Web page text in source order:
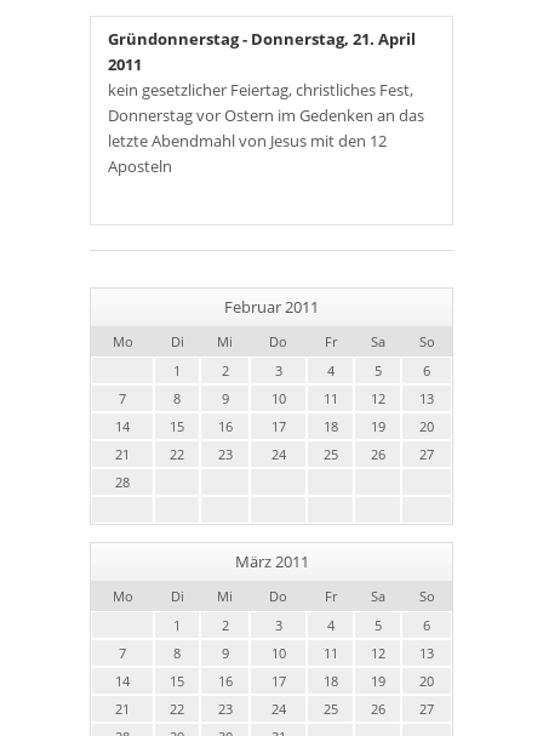
Gründonnerstag- Donnerstag, 21. April
2011
kein gesetzlicher Feiertag, christliches Fest,
Donnerstag vor Ostern im Gedenken an das
letzte Abendmahl von Jesus mit den 12
Aposteln
Februar 2011
Mo Di Mi Do Fr Sa
So
1
2 3 4 5
6
7
8 9 10 11 12
13
14
15 16 17 18 19
20
21
22 23 24 25 26
27
28
März 2011
Mo Di Mi Do Fr Sa
So
1
2 3 4 5
6
7
8 9 10 11 12
13
14
15 16 17 18 19
20
21
22 23 24 25 26
27